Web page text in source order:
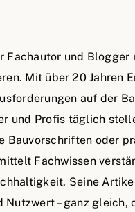
und Blogger
Mit über 20 Jahren
auf der
und Profis täglich
Bauvorschriften oder
Fachwissen
Seine
– ganz gleich,